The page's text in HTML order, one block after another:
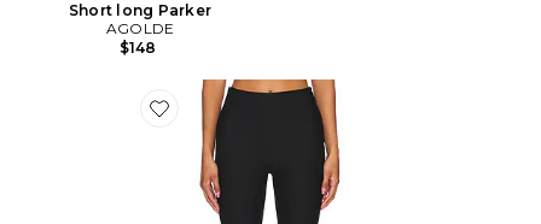
Short long Parker
AGOLDE
$148
Favorite Chaya Capri